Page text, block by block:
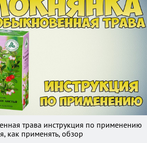
трава инструкция по применению
как применять, обзор